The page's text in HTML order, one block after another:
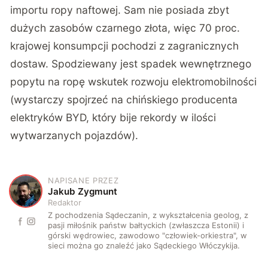
importu ropy naftowej. Sam nie posiada zbyt
dużych zasobów czarnego złota, więc 70 proc.
krajowej konsumpcji pochodzi z zagranicznych
dostaw. Spodziewany jest spadek wewnętrznego
popytu na ropę wskutek rozwoju elektromobilności
(wystarczy spojrzeć na chińskiego producenta
elektryków BYD, który bije rekordy w ilości
wytwarzanych pojazdów).
J
NAPISANE PRZEZ
Jakub Zygmunt
Redaktor
Z pochodzenia Sądeczanin, z wykształcenia geolog, z
pasji miłośnik państw bałtyckich (zwłaszcza Estonii) i
górski wędrowiec, zawodowo "człowiek-orkiestra", w
sieci można go znaleźć jako Sądeckiego Włóczykija.